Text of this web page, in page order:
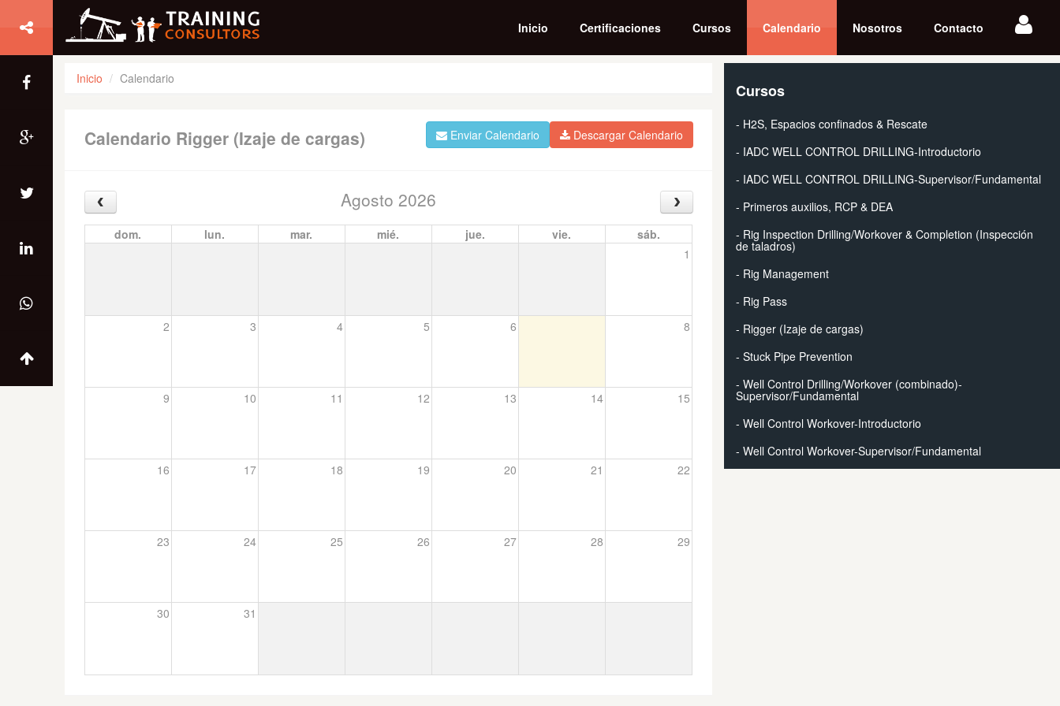
Inicio Certificaciones Cursos Calendario Nosotros Contacto
Inicio Calendario
Calendario Rigger (Izaje de cargas) Descargar Calendario
Enviar Calendario
Agosto 2026
dom. lun. mar. mié. jue. vie.
sáb.
1
2 3 4 5 6 8
9 10 11 12 13 14 15
16 17 18 19 20 21 22
23 24 25 26 27 28 29
30 31
Cursos
- H2S, Espacios confinados & Rescate
- IADC WELL CONTROL DRILLING-Introductorio
- IADC WELL CONTROL DRILLING-Supervisor/Fundamental
- Primeros auxilios, RCP & DEA
- Rig Inspection Drilling/Workover & Completion (Inspección
de taladros)
- Rig Management
- Rig Pass
- Rigger (Izaje de cargas)
- Stuck Pipe Prevention
- Well Control Drilling/Workover (combinado)-
Supervisor/Fundamental
- Well Control Workover-Introductorio
- Well Control Workover-Supervisor/Fundamental